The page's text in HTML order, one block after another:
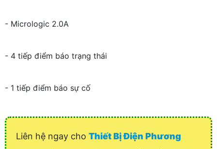
- Micrologic 2.0A
- 4 tiếp điểm báo trạng thái
- 1 tiếp điểm báo sự cố
Liên hệ ngay cho Thiết Bị Điện Phương